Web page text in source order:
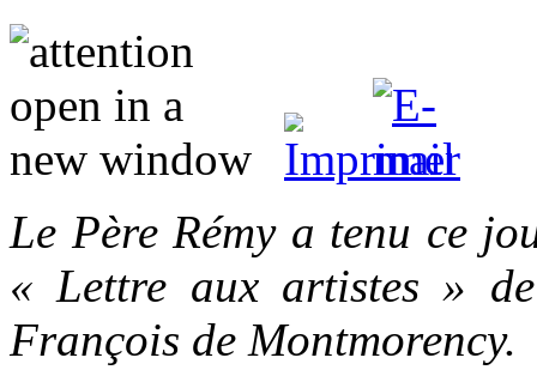
Le Père Rémy a tenu ce
« Lettre aux artistes »
François de Montmorency.